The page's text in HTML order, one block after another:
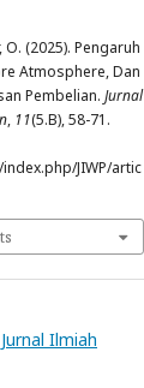
(2025). Pengaruh
Atmosphere, Dan
Pembelian. Jurnal
, 11(5.B), 58-71.
JIWP/artic
Ilmiah